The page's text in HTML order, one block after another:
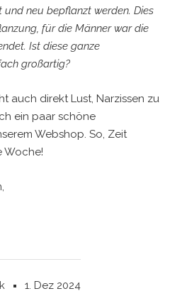
1. Dez 2024
neu bepflanzt werden. Dies
für die Männer war die
Ist diese ganze
großartig?
auch direkt Lust, Narzissen zu
ein paar schöne
Webshop. So, Zeit
Woche!